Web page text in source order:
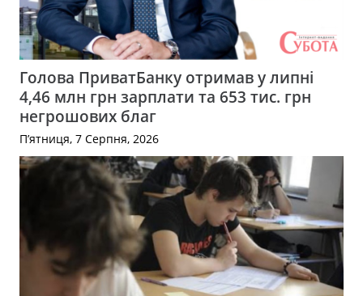
Голова ПриватБанку отримав у липні
4,46 млн грн зарплати та 653 тис. грн
негрошових благ
П’ятниця, 7 Серпня, 2026